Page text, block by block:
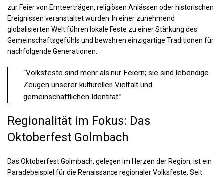
zur Feier von Ernteerträgen, religiösen Anlässen oder historischen
Ereignissen veranstaltet wurden. In einer zunehmend
globalisierten Welt führen lokale Feste zu einer Stärkung des
Gemeinschaftsgefühls und bewahren einzigartige Traditionen für
nachfolgende Generationen.
“Volksfeste sind mehr als nur Feiern; sie sind lebendige
Zeugen unserer kulturellen Vielfalt und
gemeinschaftlichen Identität.”
Regionalität im Fokus: Das
Oktoberfest Golmbach
Das Oktoberfest Golmbach, gelegen im Herzen der Region, ist ein
Paradebeispiel für die Renaissance regionaler Volksfeste. Seit